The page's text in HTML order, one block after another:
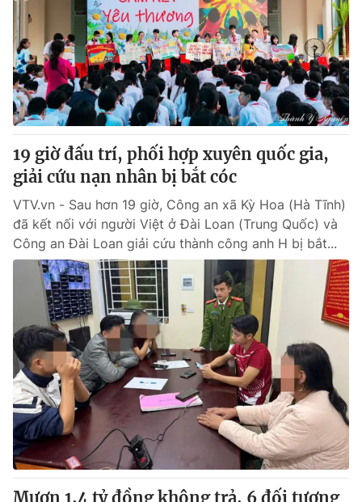
19 giờ đấu trí, phối hợp xuyên quốc gia,
giải cứu nạn nhân bị bắt cóc
VTV.vn - Sau hơn 19 giờ, Công an xã Kỳ Hoa (Hà Tĩnh)
đã kết nối với người Việt ở Đài Loan (Trung Quốc) và
Công an Đài Loan giải cứu thành công anh H bị bắt...
Mượn 1,4 tỷ đồng không trả, 6 đối tượng